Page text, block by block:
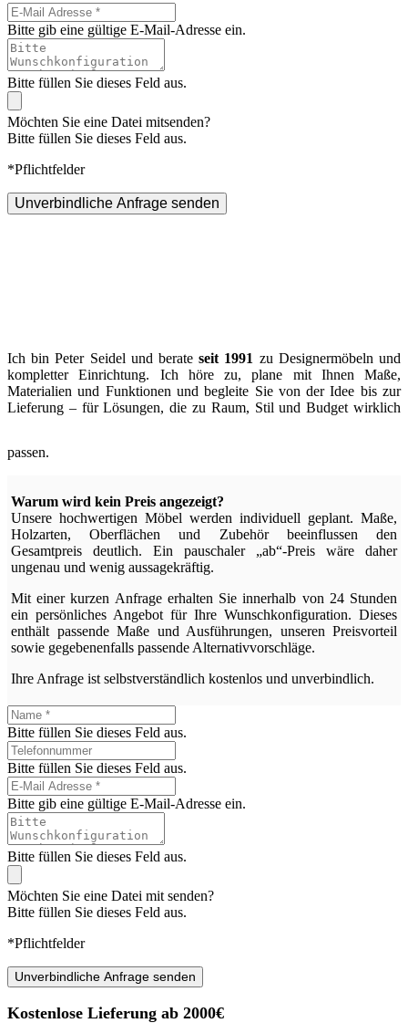
Bitte gib eine gültige E-Mail-Adresse ein.
Bitte füllen Sie dieses Feld aus.
Möchten Sie eine Datei mitsenden?
Bitte füllen Sie dieses Feld aus.
*Pflichtfelder
Unverbindliche Anfrage senden
Ich bin Peter Seidel und berateseit 1991 zu Designermöbeln und
kompletter Einrichtung. Ich höre zu, plane mit Ihnen Maße,
Materialien und Funktionen und begleite Sie von der Idee bis zur
Lieferung – für Lösungen, die zu Raum, Stil und Budget wirklich
passen.
Warum wird kein Preis angezeigt?
Unsere hochwertigen Möbel werden individuell geplant. Maße,
Holzarten, Oberflächen und Zubehör beeinflussen den
Gesamtpreis deutlich. Ein pauschaler „ab“-Preis wäre daher
ungenau und wenig aussagekräftig.
Mit einer kurzen Anfrage erhalten Sie innerhalb von 24 Stunden
ein persönliches Angebot für Ihre Wunschkonfiguration. Dieses
enthält passende Maße und Ausführungen, unseren Preisvorteil
sowie gegebenenfalls passende Alternativvorschläge.
Ihre Anfrage ist selbstverständlich kostenlos und unverbindlich.
Bitte füllen Sie dieses Feld aus.
Bitte füllen Sie dieses Feld aus.
Bitte gib eine gültige E-Mail-Adresse ein.
Bitte füllen Sie dieses Feld aus.
Möchten Sie eine Datei mit senden?
Bitte füllen Sie dieses Feld aus.
*Pflichtfelder
Unverbindliche Anfrage senden
Kostenlose Lieferung ab 2000€